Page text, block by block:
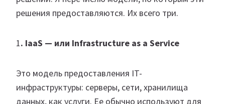
решения предоставляются. Их всего три.
1. IaaS — или Infrastructure as a Service
Это модель предоставления IT-
инфраструктуры: серверы, сети, хранилища
данных, как услуги. Ее обычно используют для